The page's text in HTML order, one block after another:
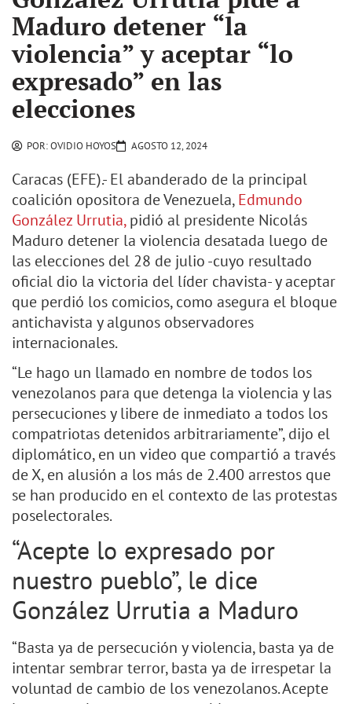
Maduro detener “la
violencia” y aceptar “lo
expresado” en las
elecciones
POR:OVIDIO HOYOS AGOSTO 12, 2024
Caracas (EFE).- El abanderado de la principal
coalición opositora de Venezuela,Edmundo
González Urrutia,pidió al presidente Nicolás
Maduro detener la violencia desatada luego de
las elecciones del 28 de julio -cuyo resultado
oficial dio la victoria del líder chavista- y aceptar
que perdió los comicios, como asegura el bloque
antichavista y algunos observadores
internacionales.
“Le hago un llamado en nombre de todos los
venezolanos para que detenga la violencia y las
persecuciones y libere de inmediato a todos los
compatriotas detenidos arbitrariamente”, dijo el
diplomático, en un video que compartió a través
de X, en alusión a los más de 2.400 arrestos que
se han producido en el contexto de las protestas
poselectorales.
“Acepte lo expresado por
nuestro pueblo”, le dice
González Urrutia a Maduro
“Basta ya de persecución y violencia, basta ya de
intentar sembrar terror, basta ya de irrespetar la
voluntad de cambio de los venezolanos. Acepte